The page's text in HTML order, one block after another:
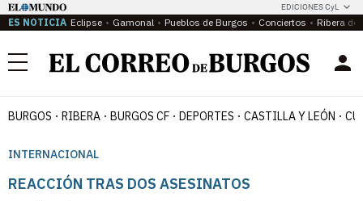
EDICIONES CyL
ES NOTICIA Eclipse Gamonal Pueblos de Burgos Conciertos Ribera del
Menú
BURGOS RIBERA BURGOS CF DEPORTES CASTILLA Y LEÓN
INTERNACIONAL
REACCIÓN TRAS DOS ASESINATOS